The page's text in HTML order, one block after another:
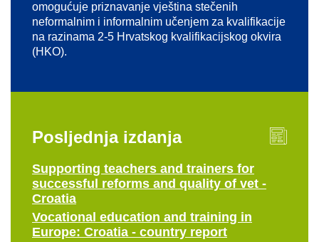
omogućuje priznavanje vještina stečenih
neformalnim i informalnim učenjem za kvalifikacije
na razinama 2-5 Hrvatskog kvalifikacijskog okvira
(HKO).
Posljednja izdanja
Supporting teachers and trainers for
successful reforms and quality of vet -
Croatia
Vocational education and training in
Europe: Croatia - country report